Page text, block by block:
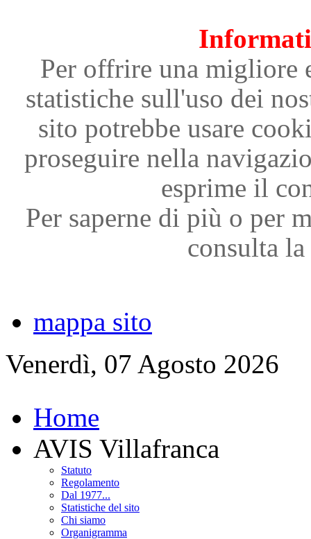
Per offrire una migliore
statistiche sull'uso dei
sito potrebbe usare
proseguire nella
esprime il
Per saperne di più o per
consulta
mappa sito
Venerdì, 07 Agosto 2026
Home
AVIS Villafranca
Statuto
Regolamento
Dal 1977...
Statistiche del sito
Chi siamo
Organigramma